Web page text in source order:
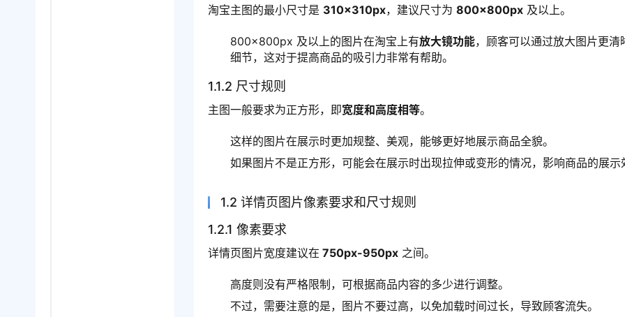
淘宝主图的最小尺寸是 310×310px，建议尺寸为 800×800px 及以上。
800×800px 及以上的图片在淘宝上有放大镜功能，顾客可以通过放大图片更清
细节，这对于提高商品的吸引力非常有帮助。
1.1.2 尺寸规则
主图一般要求为正方形，即宽度和高度相等。
这样的图片在展示时更加规整、美观，能够更好地展示商品全貌。
如果图片不是正方形，可能会在展示时出现拉伸或变形的情况，影响商品的展示
1.2 详情页图片像素要求和尺寸规则
1.2.1 像素要求
详情页图片宽度建议在 750px-950px 之间。
高度则没有严格限制，可根据商品内容的多少进行调整。
不过，需要注意的是，图片不要过高，以免加载时间过长，导致顾客流失。